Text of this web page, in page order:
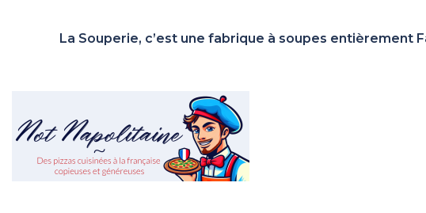
La Souperie, c’est une fabrique à soupes entièrement